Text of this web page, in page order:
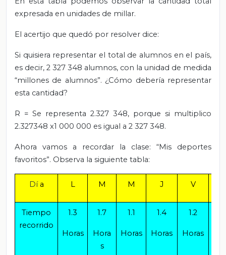
expresada en unidades de millar.
El acertijo que quedó por resolver dice:
Si quisiera representar el total de alumnos en el país,
es decir, 2 327 348 alumnos, con la unidad de medida
“millones de alumnos”. ¿Cómo debería representar
esta cantidad?
R = Se representa 2.327 348, porque si multiplico
2.327348 x1 000 000 es igual a 2 327 348.
Ahora vamos a recordar la clase: “Mis deportes
favoritos”. Observa la siguiente tabla:
Dí a L M M J V
Tiempo
recorrido
1.3
Horas
1.7
Hora
s
1.1
Horas
1.4
Horas
1.2
Horas